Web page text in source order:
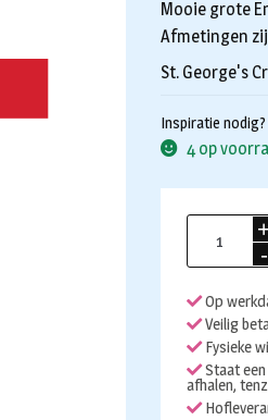
Mooie grote
Afmetingen
St. George's
Inspiratie nodig?
4 op
Engeland
aantal
Op
Veilig
Fysieke
Staat een
afhalen,